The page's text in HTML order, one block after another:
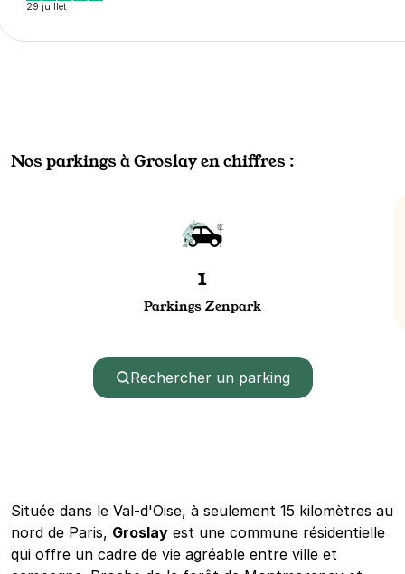
29 juillet
Nos parkings à Groslay en chiffres :
1
Parkings Zenpark
Rechercher un parking
Située dans le Val-d'Oise, à seulement 15 kilomètres au
nord de Paris, Groslay est une commune résidentielle
qui offre un cadre de vie agréable entre ville et